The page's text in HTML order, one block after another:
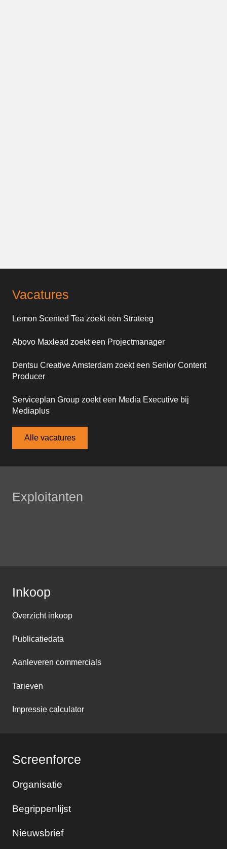
Vacatures
Lemon Scented Tea zoekt een Strateeg
Abovo Maxlead zoekt een Projectmanager
Dentsu Creative Amsterdam zoekt een Senior Content
Producer
Serviceplan Group zoekt een Media Executive bij
Mediaplus
Alle vacatures
Exploitanten
Inkoop
Overzicht inkoop
Publicatiedata
Aanleveren commercials
Tarieven
Impressie calculator
Screenforce
Organisatie
Begrippenlijst
Nieuwsbrief